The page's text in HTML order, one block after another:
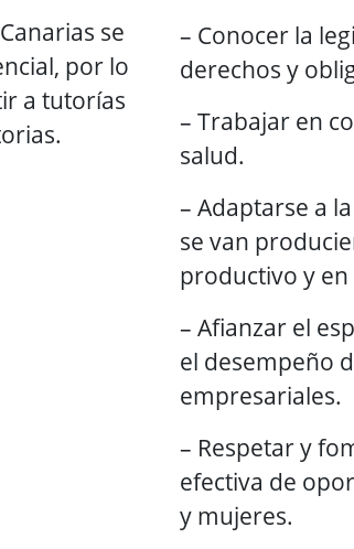
se
por lo
a tutorías
– Conocer la
derechos y
– Trabajar en
salud.
– Adaptarse a
se van
productivo y en
– Afianzar el
el desempeño
empresariales.
– Respetar y
efectiva de
y mujeres.